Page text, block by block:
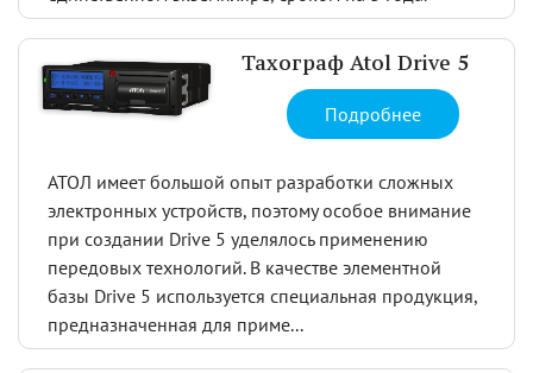
Тахограф Atol Drive 5
Подробнее
АТОЛ имеет большой опыт разработки сложных
электронных устройств, поэтому особое внимание
при создании Drive 5 уделялось применению
передовых технологий. В качестве элементной
базы Drive 5 используется специальная продукция,
предназначенная для приме...